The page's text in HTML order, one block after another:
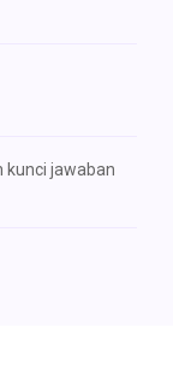
kunci jawaban